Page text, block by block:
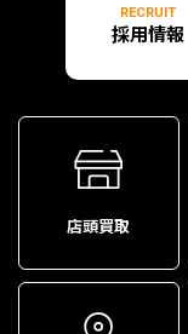
RECRUIT
採用情報
店頭買取